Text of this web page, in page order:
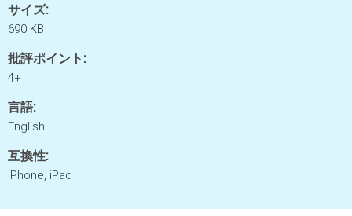
サイズ:
690 KB
批評ポイント:
4+
言語:
English
互換性:
iPhone, iPad